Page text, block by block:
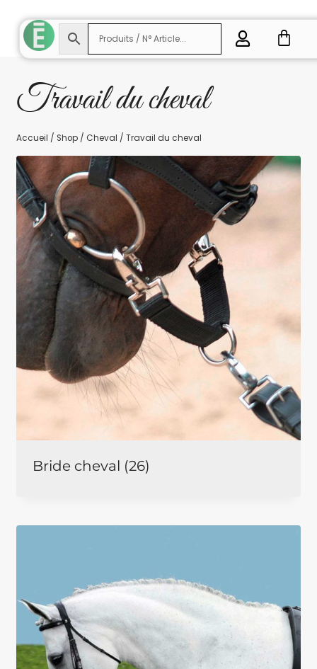
Travail du cheval
Accueil / Shop / Cheval / Travail du cheval
Bride cheval (26)